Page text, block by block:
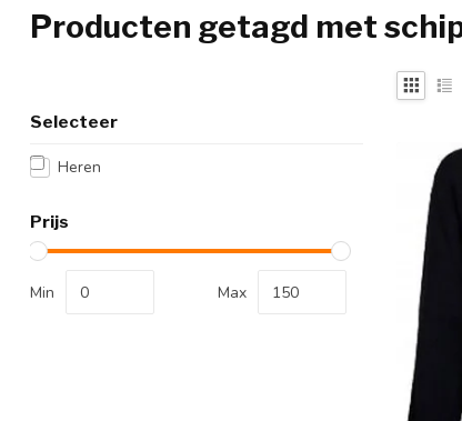
Producten getagd met
Selecteer
Heren
Prijs
Min Max